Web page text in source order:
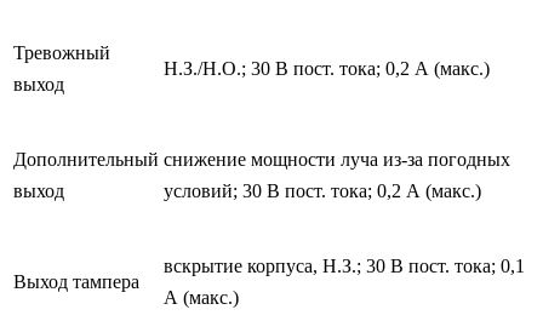
Тревожный
выход
Н.З./Н.О.; 30 В пост. тока; 0,2 А (макс.)
Дополнительный
выход
снижение мощности луча из-за погодных
условий; 30 В пост. тока; 0,2 А (макс.)
Выход тампера
вскрытие корпуса, Н.З.; 30 В пост. тока; 0,1
А (макс.)